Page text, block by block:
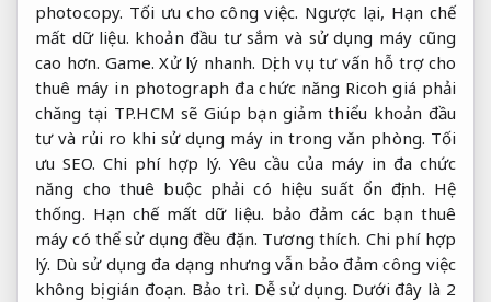
photocopy. Tối ưu cho công việc. Ngược lại, Hạn chế
mất dữ liệu. khoản đầu tư sắm và sử dụng máy cũng
cao hơn. Game. Xử lý nhanh. Dịch vụ tư vấn hỗ trợ cho
thuê máy in photograph đa chức năng Ricoh giá phải
chăng tại TP.HCM sẽ Giúp bạn giảm thiểu khoản đầu
tư và rủi ro khi sử dụng máy in trong văn phòng. Tối
ưu SEO. Chi phí hợp lý. Yêu cầu của máy in đa chức
năng cho thuê buộc phải có hiệu suất ổn định. Hệ
thống. Hạn chế mất dữ liệu. bảo đảm các bạn thuê
máy có thể sử dụng đều đặn. Tương thích. Chi phí hợp
lý. Dù sử dụng đa dạng nhưng vẫn bảo đảm công việc
không bị gián đoạn. Bảo trì. Dễ sử dụng. Dưới đây là 2